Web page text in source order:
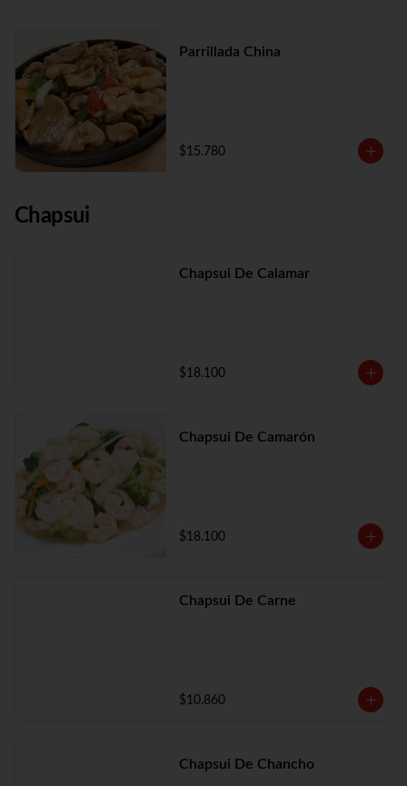
Parrillada China
$15.780
Chapsui
Chapsui De Calamar
$18.100
Chapsui De Camarón
$18.100
Chapsui De Carne
$10.860
Chapsui De Chancho